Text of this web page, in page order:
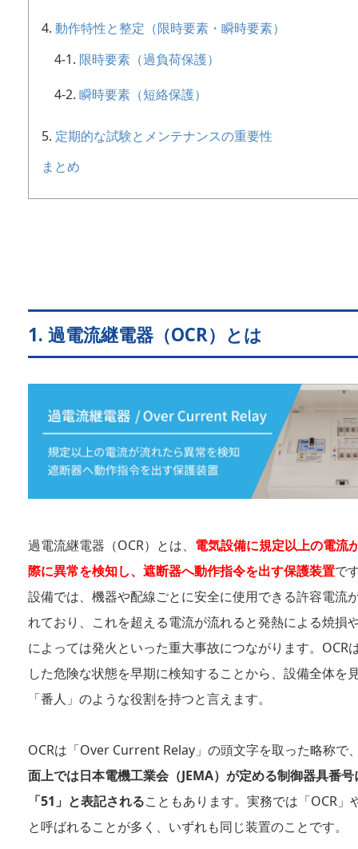
動作特性と整定（限時要素・瞬時要素）
限時要素（過負荷保護）
瞬時要素（短絡保護）
定期的な試験とメンテナンスの重要性
まとめ
1. 過電流継電器（OCR）とは
過電流継電器（OCR）とは、 電気設備に規定以上の電流
際に異常を検知し、遮断器へ動作指令を出す保護装置で
設備では、機器や配線ごとに安全に使用できる許容電流
れており、これを超える電流が流れると発熱による焼損
によっては発火といった重大事故につながります。OCR
した危険な状態を早期に検知することから、設備全体を
「番人」のような役割を持つと言えます。
OCRは「Over Current Relay」の頭文字を取った略称で
面上では日本電機工業会（JEMA）が定める制御器具番
「51」と表記されることもあります。実務では「OCR」
と呼ばれることが多く、いずれも同じ装置のことです。